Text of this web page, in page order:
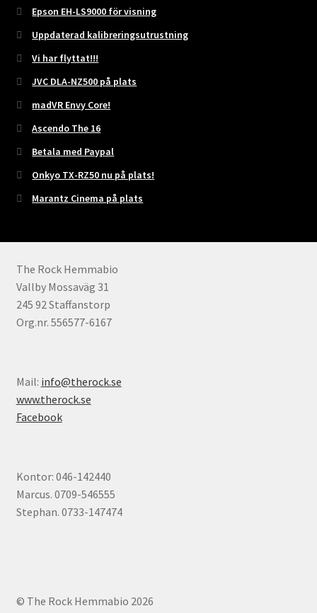
Epson EH-LS9000 för visning
Uppdaterad kalibreringsutrustning
Vi har flyttat!!!
JVC DLA-NZ500 på plats
madVR Envy Core!
Ascendo The 16
Betala med Paypal
Onkyo TX-RZ50 nu på plats!
Marantz Cinema på plats
The Rock Hemmabio
Vallby Mossaväg 31
245 92 Staffanstorp
Org.nr. 556577-6167
Mail: info@therock.se
www.therock.se
Facebook
Kontor: 046-142440
Marcus. 0709-546555
Stephan. 0733-147474
© The Rock Hemmabio 2026